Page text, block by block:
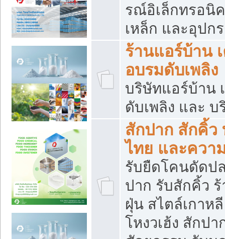
รณ์อิเล็กทรอนิ
เหล็ก และอุปก
ร้านแอร์บ้าน
อบรมดับเพลิง
บริษัทแอร์บ้าน
ดับเพลิง และ
สักปาก สักคิ้
ไทย และควา
รับยืดโคนดัดป
ปาก รับสักคิ้ว
ฝุ่น สไตล์เกาห
โหงวเฮ้ง สักป